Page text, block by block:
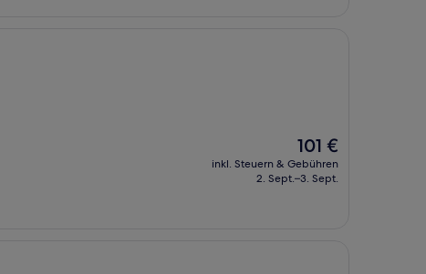
Der
Preis
beträgt
101 €
inkl. Steuern & Gebühren
2. Sept.–3. Sept.